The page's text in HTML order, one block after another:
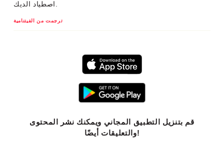
ترجمت من الفيتنامية
قم بتنزيل التطبيق المجاني ويمكنك نشر المحتوى
والتعليقات أيضًا!